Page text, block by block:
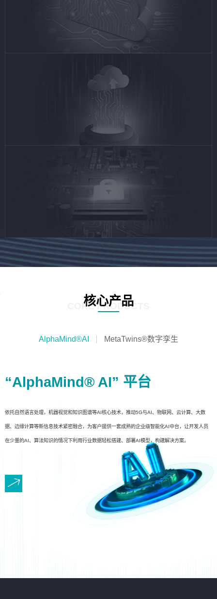
核心产品
CORE PRODUCTS
AlphaMind®AI MetaTwins®数字孪生
“AlphaMind® AI” 平台
依托自然语言处理，机器视觉和知识图谱等AI核心技术，推动5G与AI、物联网、云计算、大数
据、边缘计算等新信息技术紧密融合，为客户提供一套成熟的企业级智能化AI中台，让开发人员
在少量的AI、算法知识的情况下利用行业数据轻松搭建、部署AI模型，构建解决方案。